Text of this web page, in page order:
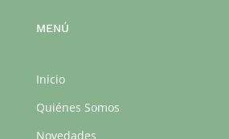
MENÚ
Inicio
Quiénes Somos
Novedades